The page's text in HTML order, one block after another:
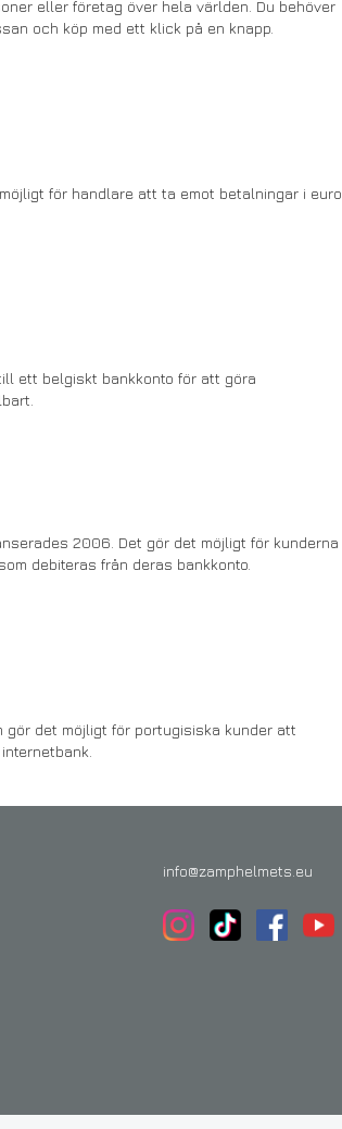
eller företag över hela världen. Du behöver
och köp med ett klick på en knapp.
för handlare att ta emot betalningar i euro
ett belgiskt bankkonto för att göra
2006. Det gör det möjligt för kunderna
debiteras från deras bankkonto.
det möjligt för portugisiska kunder att
info@zamphelmets.eu